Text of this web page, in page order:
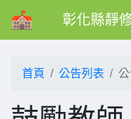
彰化縣靜
首頁 公告列表